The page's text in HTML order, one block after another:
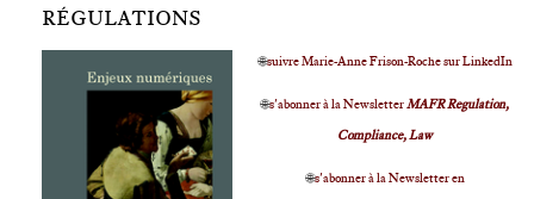
RÉGULATIONS
🌐suivre Marie-Anne Frison-Roche sur LinkedIn
🌐s'abonner à la NewsletterMAFR Regulation,
Compliance, Law
🌐s'abonner à la Newsletter en